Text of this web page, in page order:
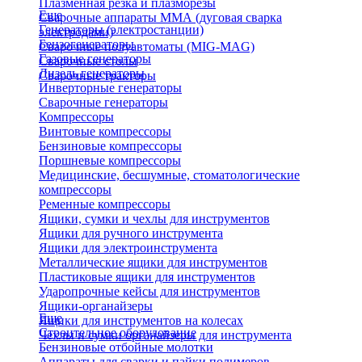
Плазменная резка и плазморезы
Сварочные аппараты ММА (дуговая сварка
электродами)
Сварочные полуавтоматы (MIG-MAG)
Сварочные столы
Сварочные тракторы
Еще
Генераторы (электростанции)
Бензогенераторы
Газовые генераторы
Дизель генераторы
Инверторные генераторы
Сварочные генераторы
Компрессоры
Винтовые компрессоры
Бензиновые компрессоры
Поршневые компрессоры
Медицинские, бесшумные, стоматологические
компрессоры
Ременные компрессоры
Ящики, сумки и чехлы для инструментов
Ящики для ручного инструмента
Ящики для электроинструмента
Металлические ящики для инструментов
Пластиковые ящики для инструментов
Ударопрочные кейсы для инструментов
Ящики-органайзеры
Ящики для инструментов на колесах
Чехлы и сумки органайзеры для инструмента
Еще
Строительное оборудование
Бензиновые отбойные молотки